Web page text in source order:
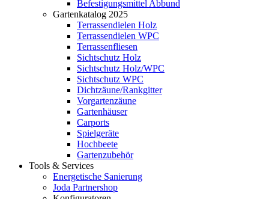
Befestigungsmittel Abbund
Gartenkatalog 2025
Terrassendielen Holz
Terrassendielen WPC
Terrassenfliesen
Sichtschutz Holz
Sichtschutz Holz/WPC
Sichtschutz WPC
Dichtzäune/Rankgitter
Vorgartenzäune
Gartenhäuser
Carports
Spielgeräte
Hochbeete
Gartenzubehör
Tools & Services
Energetische Sanierung
Joda Partnershop